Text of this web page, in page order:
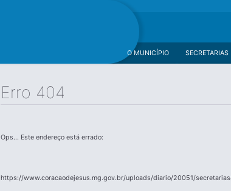
SECRETARIAS
O MUNICÍPIO
Erro 404
Ops... Este endereço está errado:
https://www.coracaodejesus.mg.gov.br/uploads/diario/20051/